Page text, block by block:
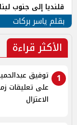
قلنديا إلى جنوب
بقلم ياسر بركات
الأكثر قراءة
1
توفيق
على تعليقات
الاعتزال